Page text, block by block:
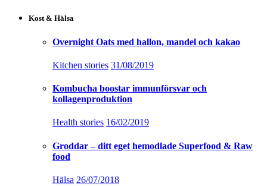
Kost & Hälsa
Overnight Oats med hallon, mandel och kakao
Kitchen stories 31/08/2019
Kombucha boostar immunförsvar och
kollagenproduktion
Health stories 16/02/2019
Groddar – ditt eget hemodlade Superfood & Raw
food
Hälsa 26/07/2018